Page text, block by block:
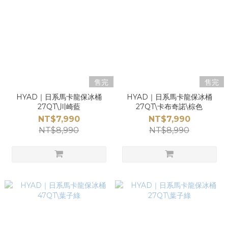
售完
HYAD｜日系馬卡龍保冰桶
27QT\川崎藍
NT$7,990
NT$8,990
售完
HYAD｜日系馬卡龍保冰桶
27QT\卡布奇諾\棕色
NT$7,990
NT$8,990